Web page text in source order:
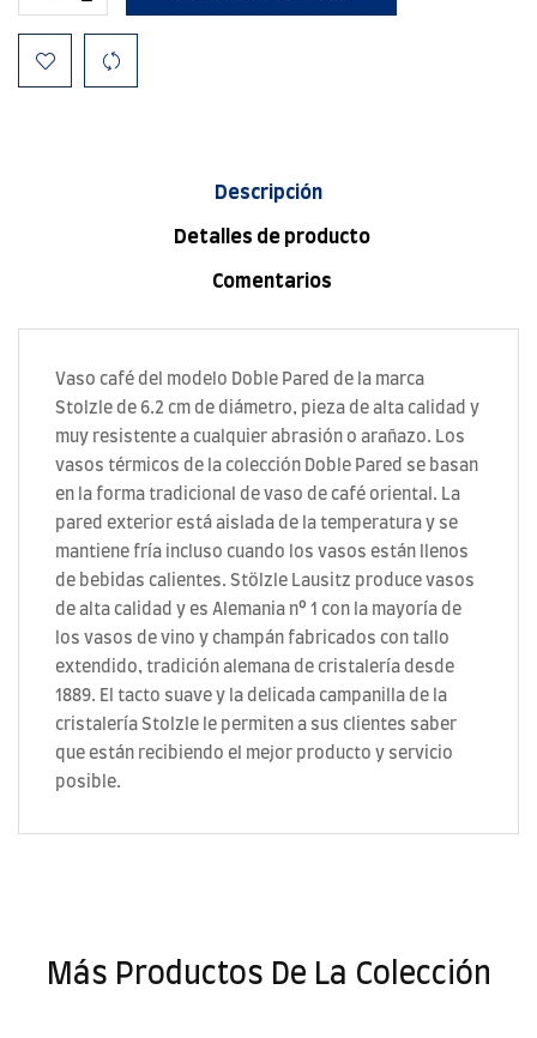
Descripción
Detalles de producto
Comentarios
Vaso café del modelo Doble Pared de la marca
Stolzle de 6.2 cm de diámetro, pieza de alta calidad y
muy resistente a cualquier abrasión o arañazo. Los
vasos térmicos de la colección Doble Pared se basan
en la forma tradicional de vaso de café oriental. La
pared exterior está aislada de la temperatura y se
mantiene fría incluso cuando los vasos están llenos
de bebidas calientes. Stölzle Lausitz produce vasos
de alta calidad y es Alemania nº 1 con la mayoría de
los vasos de vino y champán fabricados con tallo
extendido, tradición alemana de cristalería desde
1889. El tacto suave y la delicada campanilla de la
cristalería Stolzle le permiten a sus clientes saber
que están recibiendo el mejor producto y servicio
posible.
Más Productos De La Colección